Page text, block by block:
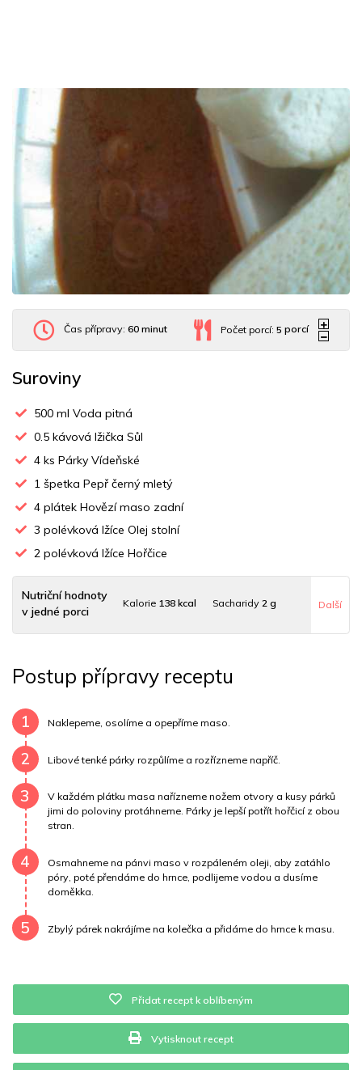
Čas přípravy: 60 minut Počet porcí:5 porcí
Suroviny
500 ml Voda pitná
0.5 kávová lžička Sůl
4 ks Párky Vídeňské
1 špetka Pepř černý mletý
4 plátek Hovězí maso zadní
3 polévková lžíce Olej stolní
2 polévková lžíce Hořčice
Nutriční hodnoty
v jedné porci
Kalorie 138 kcal Sacharidy 2 g
Uhlovodany 1 g Cholesterol 37.4 mg
Draslík Vláknina
Vitamín B6
Vitamín E
Další
Postup přípravy receptu
1 Naklepeme, osolíme a opepříme maso.
2 Libové tenké párky rozpůlíme a rozřízneme napříč.
3
V každém plátku masa nařízneme nožem otvory a kusy párků
jimi do poloviny protáhneme. Párky je lepší potřít hořčicí z obou
stran.
4
Osmahneme na pánvi maso v rozpáleném oleji, aby zatáhlo
póry, poté přendáme do hrnce, podlijeme vodou a dusíme
doměkka.
5 Zbylý párek nakrájíme na kolečka a přidáme do hrnce k masu.
Přidat recept k oblíbeným
Vytisknout recept